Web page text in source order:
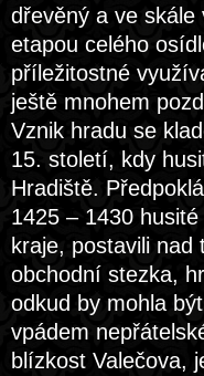
dřevěný a ve
etapou celého
příležitostné
ještě mnohem
Vznik hradu se
15. století, kdy
Hradiště.
1425 – 1430
kraje, postavili nad
obchodní stezka,
odkud by mohla
vpádem
blízkost Valečova,